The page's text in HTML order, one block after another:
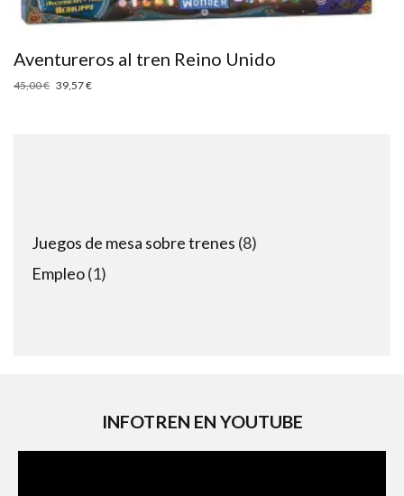
Aventureros al tren Reino Unido
45,00€ 39,57€
Juegos de mesa sobre trenes 88
Empleo 11
INFOTREN EN YOUTUBE